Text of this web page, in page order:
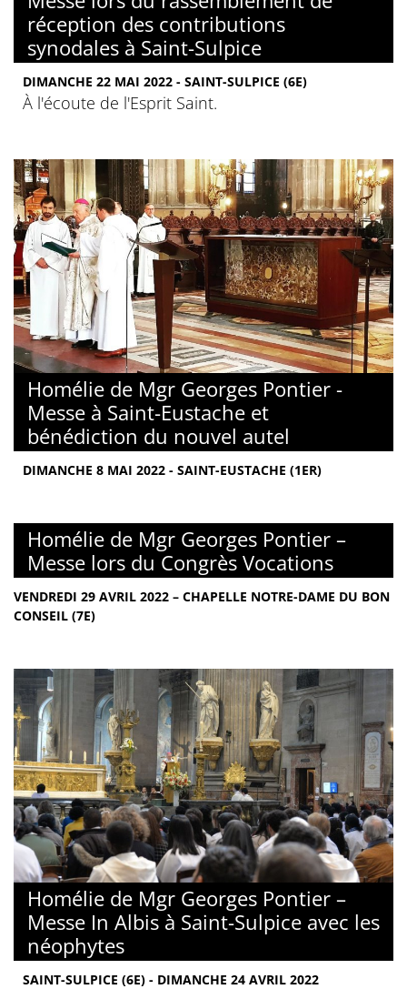
réception des contributions
synodales à Saint-Sulpice
DIMANCHE 22 MAI 2022 - SAINT-SULPICE (6E)
À l'écoute de l'Esprit Saint.
Homélie de Mgr Georges Pontier -
Messe à Saint-Eustache et
bénédiction du nouvel autel
DIMANCHE 8 MAI 2022 - SAINT-EUSTACHE (1ER)
Homélie de Mgr Georges Pontier –
Messe lors du Congrès Vocations
VENDREDI 29 AVRIL 2022 – CHAPELLE NOTRE-DAME DU BON
CONSEIL (7E)
Homélie de Mgr Georges Pontier –
Messe In Albis à Saint-Sulpice avec les
néophytes
SAINT-SULPICE (6E) - DIMANCHE 24 AVRIL 2022